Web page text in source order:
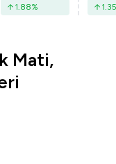
1.88% 1.35
Mati,